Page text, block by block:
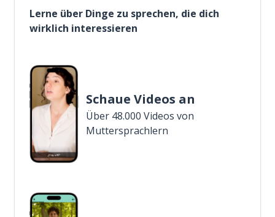
Lerne über Dinge zu sprechen, die dich
wirklich interessieren
Schaue Videos an
Über 48.000 Videos von
Muttersprachlern